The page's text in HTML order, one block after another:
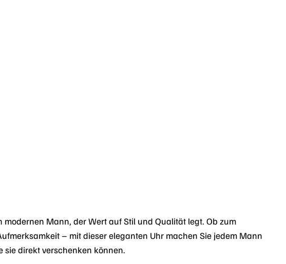
Mann, der Wert auf Stil und Qualität legt. Ob zum
– mit dieser eleganten Uhr machen Sie jedem Mann
sie direkt verschenken können.